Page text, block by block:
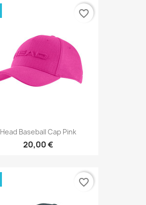
Head Baseball Cap Pink
20,00 €
favorite_border
favorite_border